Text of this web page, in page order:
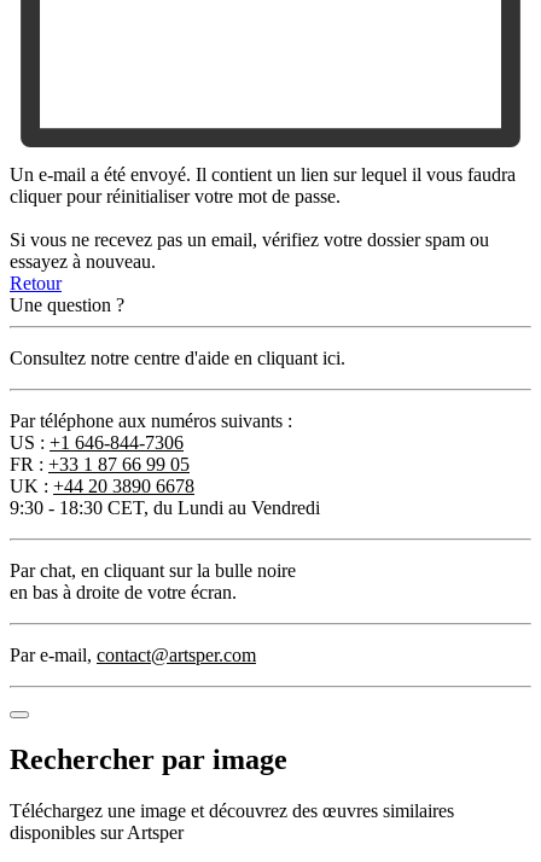
Un e-mail a été envoyé. Il contient un lien sur lequel il vous faudra
cliquer pour réinitialiser votre mot de passe.
Si vous ne recevez pas un email, vérifiez votre dossier spam ou
essayez à nouveau.
Retour
Une question ?
Consultez notre centre d'aide en cliquant ici.
Par téléphone aux numéros suivants :
US : +1 646-844-7306
FR : +33 1 87 66 99 05
UK : +44 20 3890 6678
9:30 - 18:30 CET, du Lundi au Vendredi
Par chat, en cliquant sur la bulle noire
en bas à droite de votre écran.
Par e-mail, contact@artsper.com
Rechercher par image
Téléchargez une image et découvrez des œuvres similaires
disponibles sur Artsper